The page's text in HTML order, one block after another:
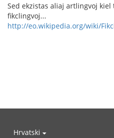
Sed ekzistas aliaj artlingvoj
fikclingvoj...
http://eo.wikipedia.org/wiki/
Hrvatski